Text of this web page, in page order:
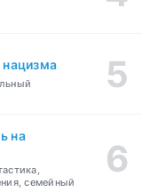
нацизма
на
семейный